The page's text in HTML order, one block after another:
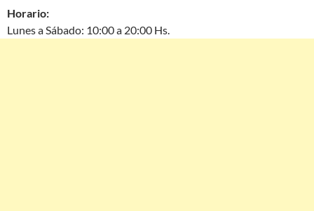
Horario:
Lunes a Sábado: 10:00 a 20:00 Hs.